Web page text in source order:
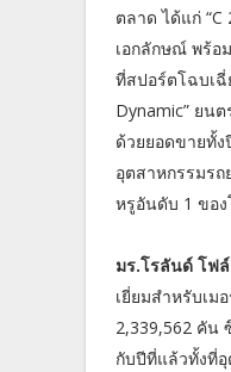
ตลาด ได้แก่
เอกลักษณ์ พร้อ
ที่สปอร์ตโฉบเฉี่
Dynamic” ยน
ด้วยยอดขายทั้
อุตสาหกรรมร
หรูอันดับ 1 ของ
มร.โรลันด์ โฟล์
เยี่ยมสำหรับเม
2,339,562 คัน
กับปีที่แล้วทั้งที่